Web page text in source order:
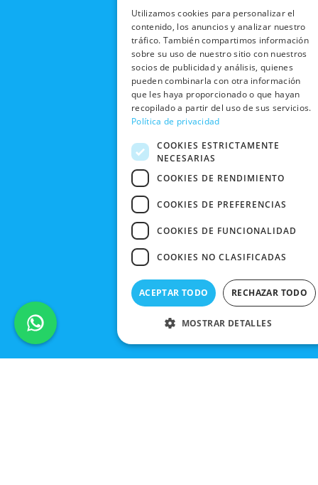
m
TRABAJA
CON
NOSOTROS
NUESTRAS
TIENDAS
BLACK
FRIDAY
CONTACTO
RECOGIDA
EN TIENDA
DEVOLUCIONES
Y CAMBIOS
CANCELAR
PEDIDO
POLÍTICA DE
PRIVACIDAD
CONDICIONES
DE COMPRA
Utilizamos cookies para personalizar el
contenido, los anuncios y analizar nuestro
tráfico. También compartimos información
sobre su uso de nuestro sitio con nuestros
socios de publicidad y análisis, quienes
pueden combinarla con otra información
que les haya proporcionado o que hayan
recopilado a partir del uso de sus servicios.
Política de privacidad
COOKIES ESTRICTAMENTE
NECESARIAS
COOKIES DE RENDIMIENTO
COOKIES DE PREFERENCIAS
COOKIES DE FUNCIONALIDAD
COOKIES NO CLASIFICADAS
ACEPTAR TODO RECHAZAR TODO
MOSTRAR DETALLES